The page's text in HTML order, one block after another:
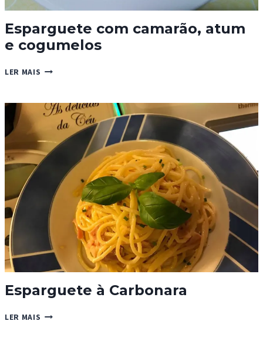
Esparguete com camarão, atum
e cogumelos
LER MAIS ESPARGUETE
ATUM
E
COGUMELOS
Esparguete à Carbonara
LER MAIS ESPARGUETE